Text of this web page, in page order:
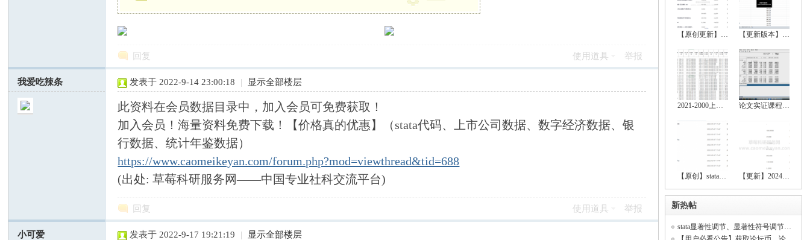
回复 使用道具 举报
我爱吃辣条 发表于 2022-9-14 23:00:18 | 显示全部楼层
此资料在会员数据目录中，加入会员可免费获取！
加入会员！海量资料免费下载！【价格真的优惠】（stata代码、上市公司数据、数字经济数据、银
行数据、统计年鉴数据）
https://www.caomeikeyan.com/forum.php?mod=viewthread&tid=688
(出处: 草莓科研服务网——中国专业社科交流平台)
回复 使用道具 举报
小可爱 发表于 2022-9-17 19:21:19 | 显示全部楼层
【原创更新】2024-2000年中国省级数字经济 【更新版本】 2022-1999中国城市统计年鉴、
2021-2000上市公司绿色创新数据大全（创新 论文实证课程（stata安装包、数据处理、基
【原创】stata空间计量全流程操作资料（数 【更新】2024-2000上市公司绿色创新、上市
新热帖